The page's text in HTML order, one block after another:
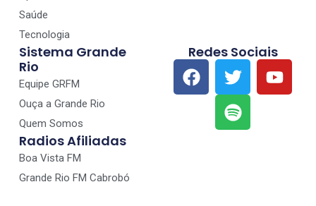
Saúde
Tecnologia
Sistema Grande
Rio
Equipe GRFM
Ouça a Grande Rio
Quem Somos
Radios Afiliadas
Boa Vista FM
Grande Rio FM Cabrobó
Redes Sociais